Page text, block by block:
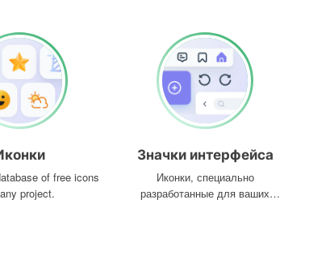
of free icons
project.
Значки интерфейса
Иконки, специально
разработанные для ваших